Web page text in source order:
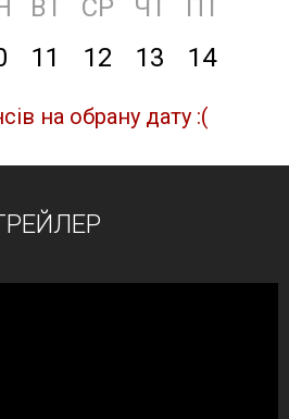
ВТ СР ЧТ
ПТ
11 12 13 14
на обрану дату :(